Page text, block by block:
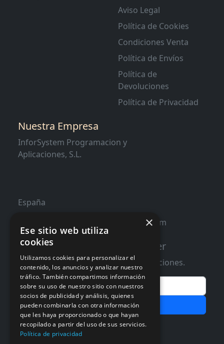
Aviso Legal
Política de Cookies
Condiciones Venta
Política de Envíos
Política de
Devoluciones
Política de Privacidad
Nuestra Empresa
InforSystem Programacion y
Aplicaciones, S.L.
España
contacto@distribucioninformatica.com
Suscribete a nuestro Newsletter
Te informaremos de ofertas y promociones.
Email
Subscribir
Aceptar Politica dePrivacidad
×
Ese sitio web utiliza
cookies
Utilizamos cookies para personalizar el
contenido, los anuncios y analizar nuestro
tráfico. También compartimos información
sobre su uso de nuestro sitio con nuestros
socios de publicidad y análisis, quienes
pueden combinarla con otra información
que les haya proporcionado o que hayan
recopilado a partir del uso de sus servicios.
Política de privacidad